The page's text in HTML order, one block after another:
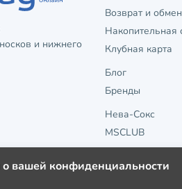
и нижнего
Возврат и обмен
Накопительная
Клубная карта
Блог
Бренды
Нева-Сокс
MSCLUB
вашей конфиденциальности